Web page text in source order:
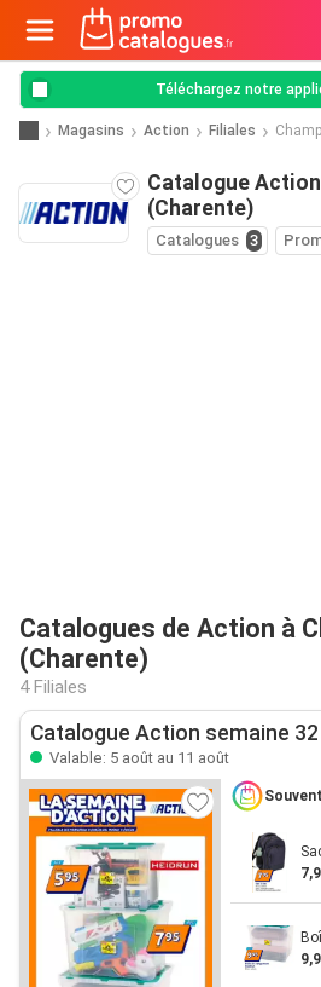
Téléchargez notre
Magasins Action Filiales
Catalogue
(Charente)
Catalogues 3
Catalogues de Action à
(Charente)
4 Filiales
Catalogue Action semaine 32
Valable: 5 août au 11 août